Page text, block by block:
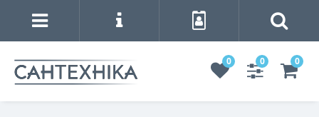
0 0 0